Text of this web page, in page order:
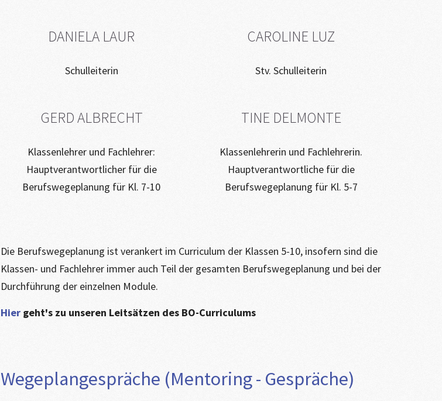
DANIELA LAUR
Schulleiterin
CAROLINE LUZ
Stv. Schulleiterin
GERD ALBRECHT
Klassenlehrer und Fachlehrer:
Hauptverantwortlicher für die
Berufswegeplanung für Kl. 7-10
TINE DELMONTE
Klassenlehrerin und Fachlehrerin.
Hauptverantwortliche für die
Berufswegeplanung für Kl. 5-7
Die Berufswegeplanung ist verankert im Curriculum der Klassen 5-10, insofern sind die
Klassen- und Fachlehrer immer auch Teil der gesamten Berufswegeplanung und bei der
Durchführung der einzelnen Module.
Hiergeht's zu unseren Leitsätzen des BO-Curriculums
Wegeplangespräche (Mentoring - Gespräche)